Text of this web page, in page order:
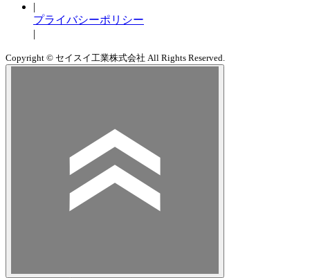
|
プライバシーポリシー
|
Copyright © セイスイ工業株式会社 All Rights Reserved.